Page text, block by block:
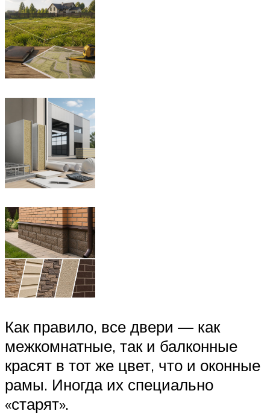
Как правило, все двери — как
межкомнатные, так и балконные
красят в тот же цвет, что и оконные
рамы. Иногда их специально
«старят».